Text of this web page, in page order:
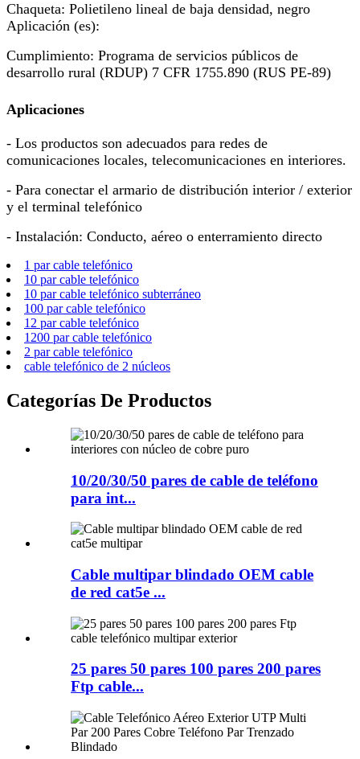
Chaqueta: Polietileno lineal de baja densidad, negro
Aplicación (es):
Cumplimiento: Programa de servicios públicos de
desarrollo rural (RDUP) 7 CFR 1755.890 (RUS PE-89)
Aplicaciones
- Los productos son adecuados para redes de
comunicaciones locales, telecomunicaciones en interiores.
- Para conectar el armario de distribución interior / exterior
y el terminal telefónico
- Instalación: Conducto, aéreo o enterramiento directo
1 par cable telefónico
10 par cable telefónico
10 par cable telefónico subterráneo
100 par cable telefónico
12 par cable telefónico
1200 par cable telefónico
2 par cable telefónico
cable telefónico de 2 núcleos
Categorías De Productos
10/20/30/50 pares de cable de teléfono
para int...
Cable multipar blindado OEM cable
de red cat5e ...
25 pares 50 pares 100 pares 200 pares
Ftp cable...